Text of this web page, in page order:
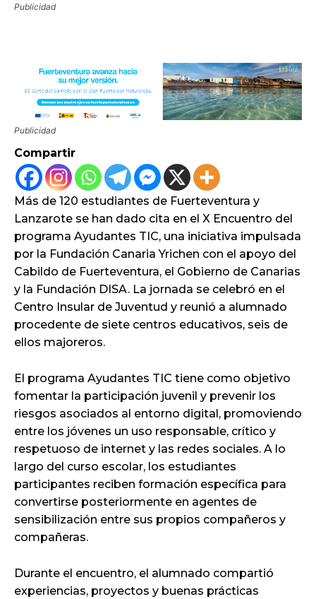
Publicidad
Publicidad
Compartir
Más de 120 estudiantes de Fuerteventura y
Lanzarote se han dado cita en el X Encuentro del
programa Ayudantes TIC, una iniciativa impulsada
por la Fundación Canaria Yrichen con el apoyo del
Cabildo de Fuerteventura, el Gobierno de Canarias
y la Fundación DISA. La jornada se celebró en el
Centro Insular de Juventud y reunió a alumnado
procedente de siete centros educativos, seis de
ellos majoreros.
El programa Ayudantes TIC tiene como objetivo
fomentar la participación juvenil y prevenir los
riesgos asociados al entorno digital, promoviendo
entre los jóvenes un uso responsable, crítico y
respetuoso de internet y las redes sociales. A lo
largo del curso escolar, los estudiantes
participantes reciben formación específica para
convertirse posteriormente en agentes de
sensibilización entre sus propios compañeros y
compañeras.
Durante el encuentro, el alumnado compartió
experiencias, proyectos y buenas prácticas